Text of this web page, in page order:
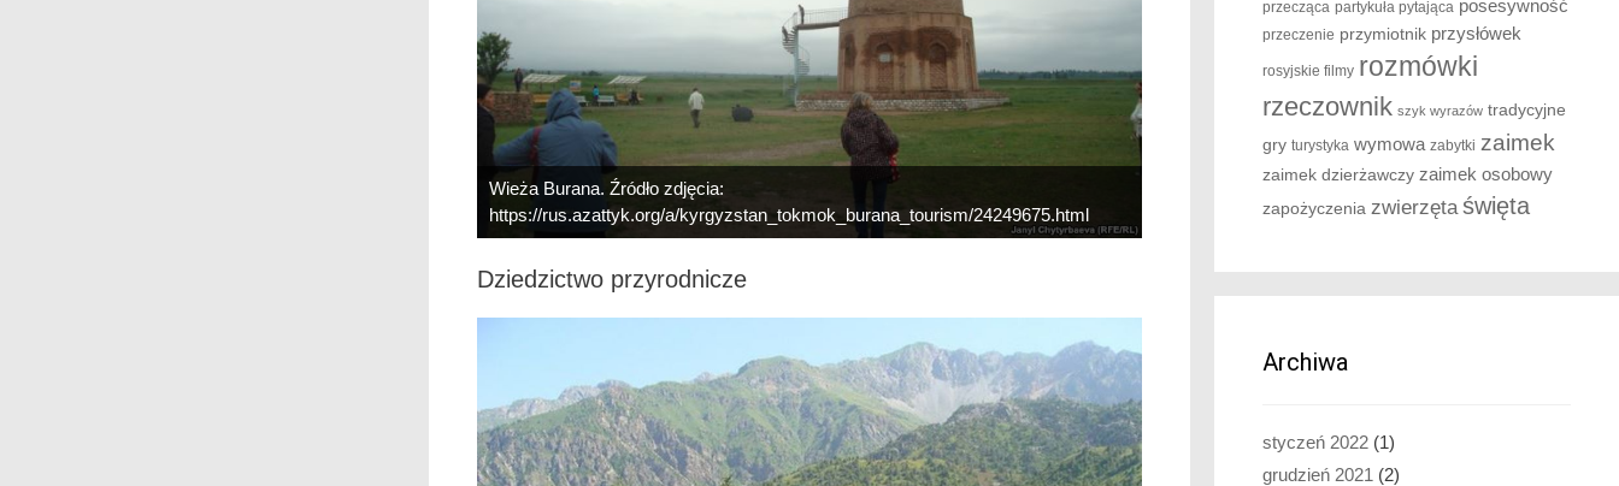
Wieża Burana. Źródło zdjęcia:
https://rus.azattyk.org/a/kyrgyzstan_tokmok_burana_tourism/24249675.html
Dziedzictwo przyrodnicze
przecząca partykuła pytająca posesywność
przeczenie przymiotnik przysłówek
rosyjskie filmy rozmówki
rzeczownik szyk wyrazów tradycyjne
gry turystyka wymowa zabytki zaimek
zaimek dzierżawczy zaimek osobowy
zapożyczenia zwierzęta święta
Archiwa
styczeń 2022 (1)
grudzień 2021 (2)